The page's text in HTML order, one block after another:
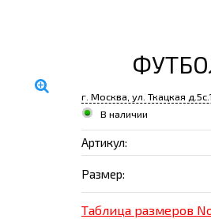
г. Москва, ул. Ткацкая
В наличии
Артикул:
Размер:
Таблица размеров